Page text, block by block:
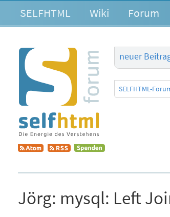
SELFHTML Wiki Forum
neuer
SELFHTML-
Jörg: mysql: Left